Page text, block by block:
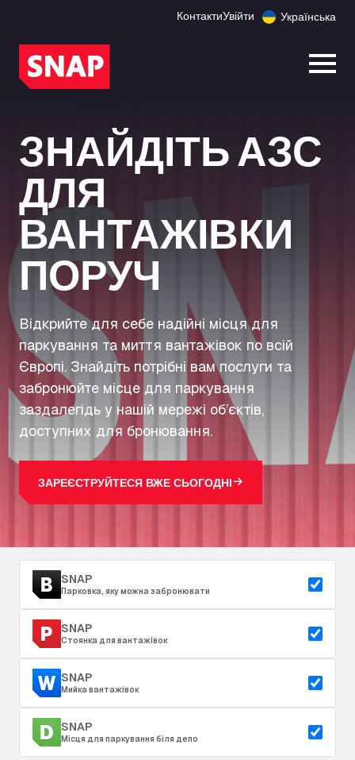
КонтактиУвійти Українська
ЗНАЙДІТЬ АЗС
ДЛЯ
ВАНТАЖІВКИ
ПОРУЧ
Відкрийте для себе надійні місця для
паркування та миття вантажівок по всій
Європі. Знайдіть потрібні вам послуги та
забронюйте місце для паркування
заздалегідь у нашій мережі об’єктів,
доступних для бронювання.
ЗАРЕЄСТРУЙТЕСЯ ВЖЕ СЬОГОДНІ
SNAP
Парковка, яку можна забронювати
SNAP
Стоянка для вантажівок
SNAP
Мийка вантажівок
SNAP
Місця для паркування біля депо